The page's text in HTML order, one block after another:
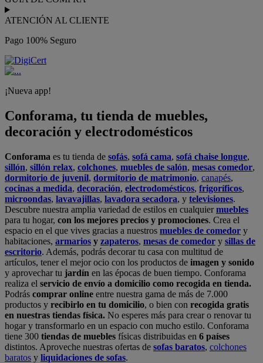
ATENCIÓN AL CLIENTE
Pago 100% Seguro
¡Nueva app!
Conforama, tu tienda de muebles,
decoración y electrodomésticos
Conforama es tu tienda de sofás, sofá cama, sofá chaise longue,
sillón, sillón relax, colchones, muebles de salón, mesas comedor,
dormitorio de juvenil, dormitorio de matrimonio, canapés,
cocinas a medida, decoración, electrodomésticos, frigoríficos,
microondas, lavavajillas, lavadora secadora, y televisiones.
Descubre nuestra amplia variedad de estilos en cualquiermuebles
para tu hogar, con los mejores precios y promociones. Crea el
espacio en el que vives gracias a nuestros muebles de comedor y
habitaciones, armarios y zapateros, mesas de comedor y sillas de
escritorio. Además, podrás decorar tu casa con multitud de
artículos, tener el mejor ocio con los productos de imagen y sonido
y aprovechar tu jardín en las épocas de buen tiempo. Conforama
realiza el servicio de envío a domicilio como recogida en tienda.
Podrás comprar online entre nuestra gama de más de 7.000
productos y recibirlo en tu domicilio, o bien con recogida gratis
en nuestras tiendas física. No esperes más para crear o renovar tu
hogar y transformarlo en un espacio con mucho estilo. Conforama
tiene 300 tiendas de muebles físicas distribuidas en 6 países
distintos. Aproveche nuestras ofertas de sofas baratos, colchones
baratos y liquidaciones de sofas.